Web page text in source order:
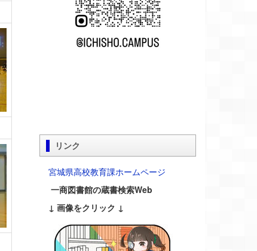
リンク
宮城県高校教育課ホームページ
一商図書館の蔵書検索Web
↓ 画像をクリック ↓